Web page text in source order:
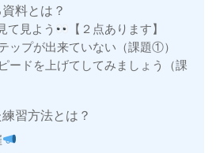
料とは？
て見よう 【２点あります】
ップが出来ていない（課題①）
ードを上げてしてみましょう（課
習方法とは？